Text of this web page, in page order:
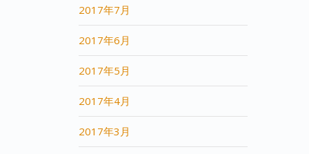
2017年7月
2017年6月
2017年5月
2017年4月
2017年3月